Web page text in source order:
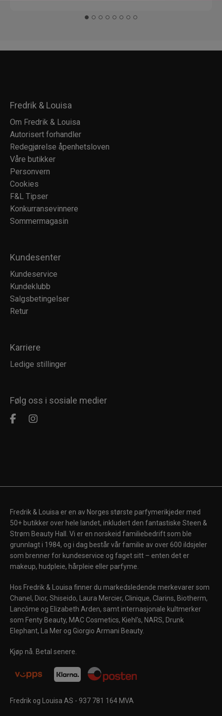
Fredrik & Louisa
Om Fredrik & Louisa
Autorisert forhandler
Redegjørelse åpenhetsloven
Våre butikker
Personvern
Cookies
F&L Tipser
Konkurransevinnere
Sommermagasin
Kundesenter
Kundeservice
Kundeklubb
Salgsbetingelser
Retur
Karriere
Ledige stillinger
Følg oss i sosiale medier
Fredrik & Louisa er en av Norges største parfymerikjeder med
50+ butikker over hele landet, inkludert den fantastiske Steen &
Strøm Beauty Hall. Vi er en norskeid familiebedrift som ble
grunnlagt i 1984, og i dag består vår familie av over 600 ildsjeler
som brenner for kundeservice og faget sitt – enten det er
makeup, hudpleie, hårpleie eller parfyme.
Hos Fredrik & Louisa finner du markedsledende merkevarer som
Chanel, Dior, Shiseido, Laura Mercier, Clinique, Clarins, Biotherm,
Lancôme og Elizabeth Arden, samt internasjonale kultmerker
som Fenty Beauty, MAC Cosmetics, Kiehl's, NARS, Drunk
Elephant, La Mer og Giorgio Armani Beauty.
Kjøp nå. Betal senere.
Fredrik og Louisa AS - 937 781 164 MVA